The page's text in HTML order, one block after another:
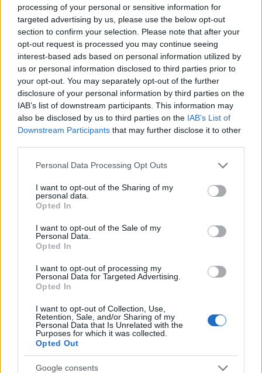
processing of your personal or sensitive information for
targeted advertising by us, please use the below opt-out
section to confirm your selection. Please note that after your
opt-out request is processed you may continue seeing
interest-based ads based on personal information utilized by
us or personal information disclosed to third parties prior to
your opt-out. You may separately opt-out of the further
disclosure of your personal information by third parties on the
IAB’s list of downstream participants. This information may
also be disclosed by us to third parties on the IAB’s List of
Downstream Participants that may further disclose it to other
Please note that this website/app uses one or more Google
not limited to your visit or usage behaviour. You may click to
grant or deny consent to Google and its third-party tags to
use your data for below specified purposes in below Google
consent section.
Personal Data Processing Opt Outs
I want to opt-out of the Sharing of my
personal data.
Opted In
I want to opt-out of the Sale of my
Personal Data.
Opted In
I want to opt-out of processing my
Personal Data for Targeted Advertising.
Opted In
I want to opt-out of Collection, Use,
Retention, Sale, and/or Sharing of my
Personal Data that Is Unrelated with the
Purposes for which it was collected.
Opted Out
Google consents
Η κίνηση της μετοχής ωθεί ανοδικά και τις άλλες
τεχνολογικές εταιρείες με τις Broadcom και AMD
σημειώνουν επίσης άνοδο, θέτοντας τους ήδη
τσιπ μέσα στο έτος σε τροχιά για να
προσθέσουν πάνω από 400 δισεκατομμύρια
δολάρια σε χρηματιστηριακή αξία την
Παρασκευή.
Ακολουθήστε το
πρώτοι όλες τις
ειδήσεις από την Ελλάδα και τον κόσμο.